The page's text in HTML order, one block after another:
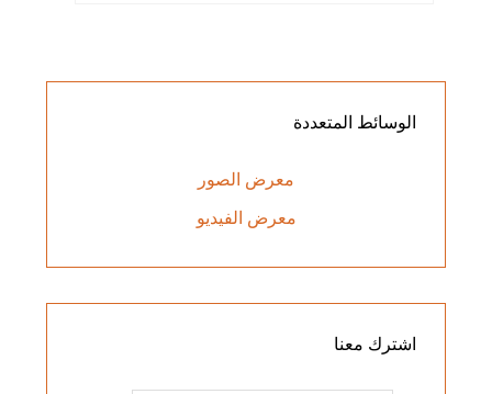
الوسائط المتعددة
معرض الصور
معرض الفيديو
اشترك معنا